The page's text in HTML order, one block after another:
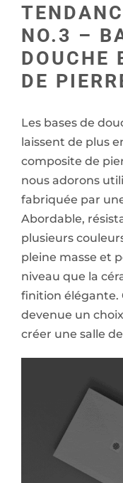
NO.3 –
DOUCHE
DE
Les bases de
laissent de plus
composite de
nous adorons
fabriquée par
Abordable,
plusieurs
pleine masse et
niveau que la
finition élégante.
devenue un
créer une salle